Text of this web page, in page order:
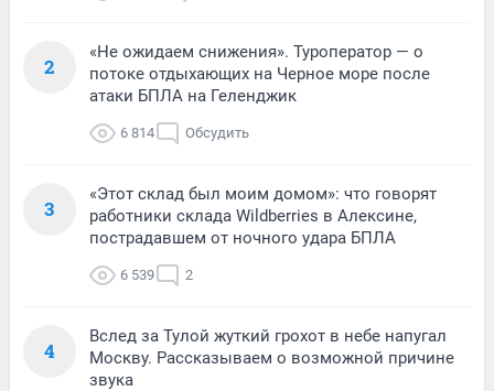
2
«Не ожидаем снижения». Туроператор — о
потоке отдыхающих на Черное море после
атаки БПЛА на Геленджик
6 814 Обсудить
3
«Этот склад был моим домом»: что говорят
работники склада Wildberries в Алексине,
пострадавшем от ночного удара БПЛА
6 539 2
4
Вслед за Тулой жуткий грохот в небе напугал
Москву. Рассказываем о возможной причине
звука